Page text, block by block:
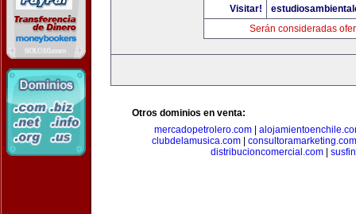
Visitar!
Serán consideradas
Otros dominios en venta:
mercadopetrolero.com|
clubdelamusica.com
consultoramarketing.com
distribucioncomercial.com